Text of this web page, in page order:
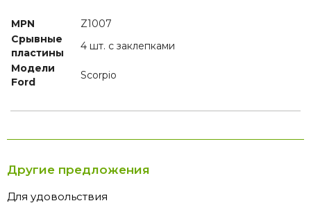
MPN
Z1007
Срывные
пластины
4 шт. с заклепками
Модели
Ford
Scorpio
Другие предложения
Для удовольствия